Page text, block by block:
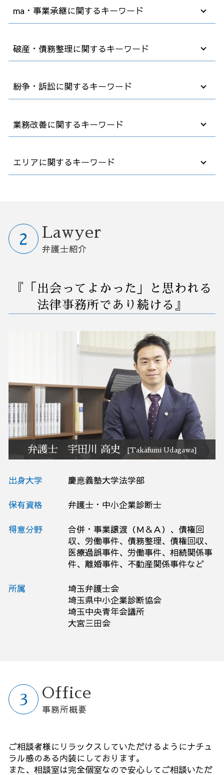
無断欠勤 懲戒解雇
顧問弁護士とは
顧問弁護士 企業
退職 話し方
テレワーク 就業規則
法務 コンプライアンス
法律事務所 顧問
労働条件 明示ルール
顧問弁護士 社員の相談
売掛金 時効
高年齢者雇用安定法 2025年
就業規則 変更
ma・事業承継に関するキーワード
事業承継 後継者
m&a 会社法
m&a デメリット
m&a 費用
会社分割 事業譲渡
事業承継 メリット デメリット
企業 合併 買収
事業譲渡 会社分割 違い
m&a メリット デメリット
合併 m&a
事業承継 中小企業
破産・債務整理に関するキーワード
不動産 破産
破産 債務
破産 会社
破産法 自己破産
法人破産 デメリット
債務整理 官報 期間
自己破産 退職金
借金 債務整理 事務所
自己破産 裁判所
任意整理 住宅ローン
破産 個人事業主
任意整理 クレジットカード
紛争・訴訟に関するキーワード
会社 解雇 通告
退職 法律
債権 売掛金
紛争 訴訟 対応
企業間 訴訟
訴訟 民事
解雇 裁判
債権回収 会社 取立て
解雇 通告 期間
欠勤 解雇
債務不履行 時効
業務改善に関するキーワード
早期経営改善計画 金融機関
早期 経営 改善計画
業務 削減
営業事務 業務改善
自動化 業務改善
コンサル 経営改善
中小企業 業務改善
業務改善 失敗
業務改善 問題 課題
エリアに関するキーワード
訴訟 紛争 弁護士相談 埼玉県
債務整理 弁護士相談 埼玉県
M&A 弁護士相談 埼玉県
債務整理 弁護士相談 群馬県
債務整理 弁護士相談 大宮区
リーガルチェック 弁護士相談 さいたま市
事業承継 弁護士相談 さいたま市
M&A 弁護士相談 茨城県
予防法務 弁護士相談 さいたま市
リーガルチェック 弁護士相談 茨城県
債務整理 弁護士相談 さいたま市
リーガルチェック 弁護士相談 群馬県
Lawyer
弁護士紹介
『「出会ってよかった」と思われる
法律事務所であり続ける』
弁護士 宇田川 高史 [Takafumi Udagawa]
出身大学 慶應義塾大学法学部
保有資格 弁護士・中小企業診断士
得意分野
合併・事業譲渡（Ｍ＆Ａ）、債権回
収、労働事件、債務整理、債権回収、
医療過誤事件、労働事件、相続関係事
件、離婚事件、不動産関係事件など
所属
埼玉弁護士会
埼玉県中小企業診断協会
埼玉中央青年会議所
大宮三田会
Office
事務所概要
ご相談者様にリラックスしていただけるようにナチュ
ラル感のある内装にしております。
また、相談室は完全個室なので安心してご相談いただ